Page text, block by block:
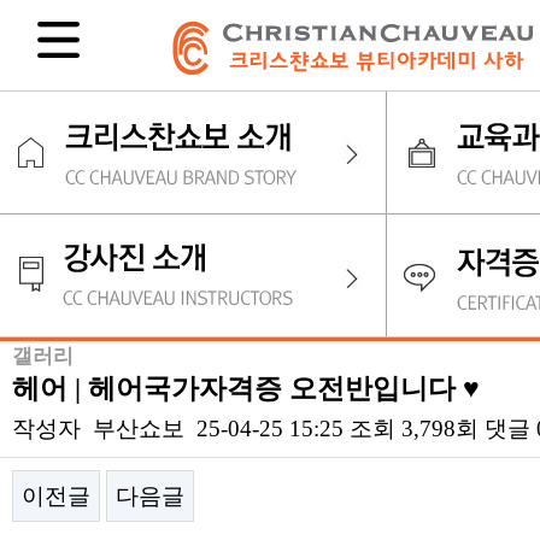
갤러리
헤어 | 헤어국가자격증 오전반입니다 ♥
작성자 부산쇼보 25-04-25 15:25 조회 3,798회 댓글
이전글 다음글